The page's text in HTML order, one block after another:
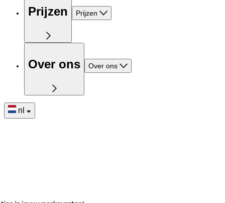
Prijzen Prijzen
Over ons Over ons
nl